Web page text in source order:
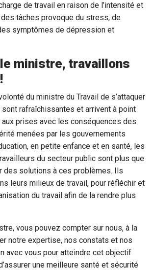
de travail en raison de l’intensité et
tâches provoque du stress, de
symptômes de dépression et
ministre, travaillons
du ministre du Travail de s’attaquer
rafraîchissantes et arrivent à point
aux prises avec les conséquences des
menées par les gouvernements
en petite enfance et en santé, les
du secteur public sont plus que
des solutions à ces problèmes. Ils
leurs milieux de travail, pour réfléchir et
du travail afin de la rendre plus
vous pouvez compter sur nous, à la
notre expertise, nos constats et nos
avec vous pour atteindre cet objectif
une meilleure santé et sécurité